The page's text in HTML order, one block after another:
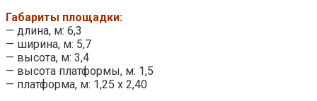
Габариты площадки:
— длина, м: 6,3
— ширина, м: 5,7
— высота, м: 3,4
— высота платформы, м: 1,5
— платформа, м: 1,25 x 2,40